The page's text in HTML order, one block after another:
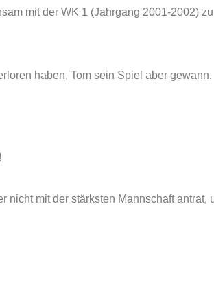
mit der WK 1 (Jahrgang 2001-2002)
haben, Tom sein Spiel aber gewann.
nicht mit der stärksten Mannschaft antrat,